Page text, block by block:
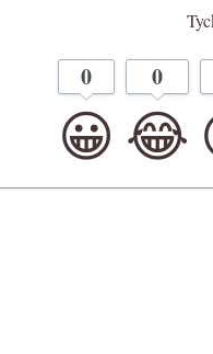
0
😀
0
😂